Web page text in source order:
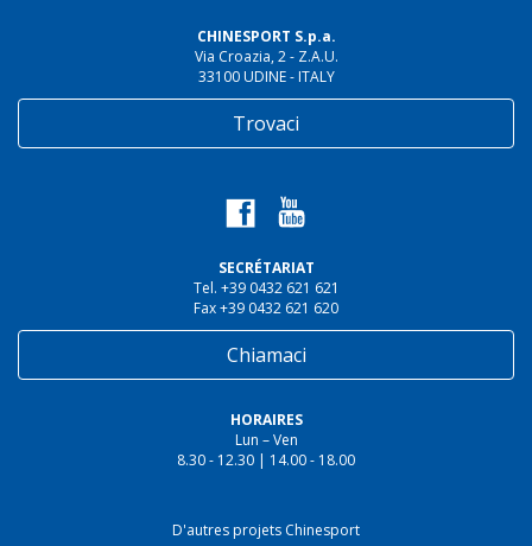
CHINESPORT S.p.a.
Via Croazia, 2 - Z.A.U.
33100 UDINE - ITALY
Trovaci
SECRÉTARIAT
Tel. +39 0432 621 621
Fax +39 0432 621 620
Chiamaci
HORAIRES
Lun – Ven
8.30 - 12.30 | 14.00 - 18.00
D'autres projets Chinesport